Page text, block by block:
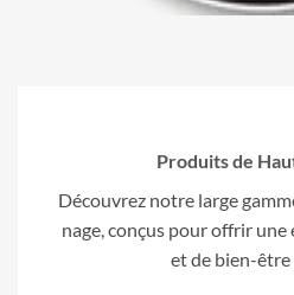
Produits de
Découvrez notre large
nage, conçus pour offrir
et de bien-être